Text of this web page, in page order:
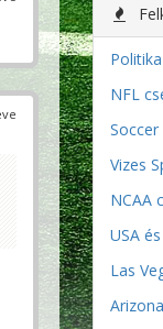
Politika
NFL
Soccer
Vizes
NCAA
USA
Las